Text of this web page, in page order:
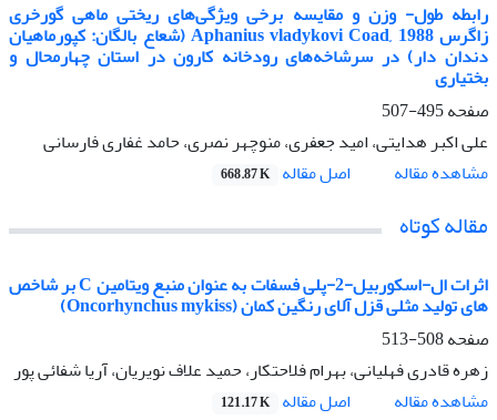
رابطه طول- وزن و مقایسه برخی ویژگی‌های ریختی ماهی گورخری
زاگرس Aphanius vladykovi Coad, 1988 (شعاع بالگان: کپورماهیان
دندان دار) در سرشاخه‌های رودخانه کارون در استان چهارمحال و
بختیاری
صفحه495-507
علی اکبر هدایتی، امید جعفری، منوچهر نصری، حامد غفاری فارسانی
مشاهده مقاله
اصل مقاله 668.87 K
مقاله کوتاه
اثرات ال-اسکوربیل-2-پلی فسفات به عنوان منبع ویتامین C بر شاخص
های تولید مثلی قزل آلای رنگین کمان (Oncorhynchus mykiss)
صفحه508-513
زهره قادری فهلیانی، بهرام فلاحتکار، حمید علاف نویریان، آریا شفائی پور
مشاهده مقاله
اصل مقاله 121.17 K